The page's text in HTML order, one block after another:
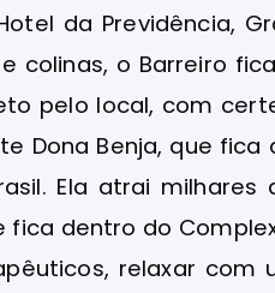
da Previdência,
colinas, o Barreiro
pelo local, com
Dona Benja, que
Ela atrai milhares
dentro do
relaxar com